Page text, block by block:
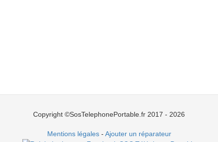
Copyright ©SosTelephonePortable.fr 2017 - 2026
Mentions légales- Ajouter un réparateur